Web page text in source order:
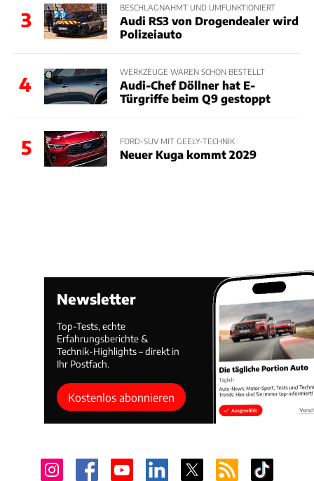
3
BESCHLAGNAHMT UND UMFUNKTIONIERT
Audi RS3 von Drogendealer wird
Polizeiauto
4
WERKZEUGE WAREN SCHON BESTELLT
Audi-Chef Döllner hat E-
Türgriffe beim Q9 gestoppt
5 FORD-SUV MIT GEELY-TECHNIK
Neuer Kuga kommt 2029
Newsletter
Top-Tests, echte
Erfahrungsberichte &
Technik-Highlights – direkt in
Ihr Postfach.
Kostenlos abonnieren